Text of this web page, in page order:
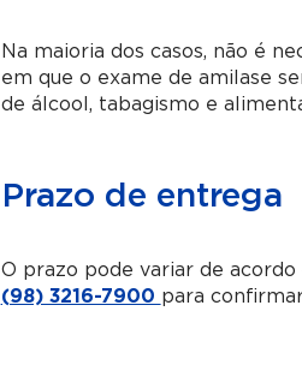
Na maioria dos casos, não é
em que o exame de amilase
de álcool, tabagismo e
Prazo de entrega
O prazo pode variar de
(98) 3216-7900 para